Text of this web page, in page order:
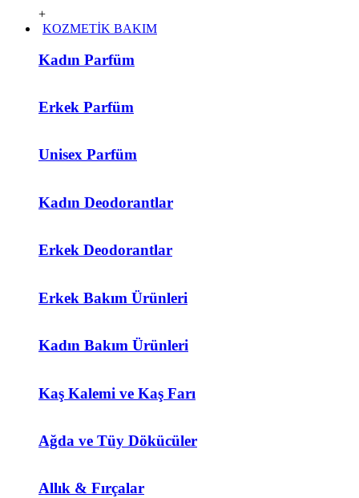
+
KOZMETİK BAKIM
Kadın Parfüm
Erkek Parfüm
Unisex Parfüm
Kadın Deodorantlar
Erkek Deodorantlar
Erkek Bakım Ürünleri
Kadın Bakım Ürünleri
Kaş Kalemi ve Kaş Farı
Ağda ve Tüy Dökücüler
Allık & Fırçalar